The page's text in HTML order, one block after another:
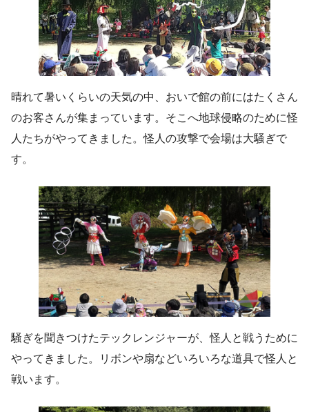
晴れて暑いくらいの天気の中、おいで館の前にはたくさん
のお客さんが集まっています。そこへ地球侵略のために怪
人たちがやってきました。怪人の攻撃で会場は大騒ぎで
す。
騒ぎを聞きつけたテックレンジャーが、怪人と戦うために
やってきました。リボンや扇などいろいろな道具で怪人と
戦います。